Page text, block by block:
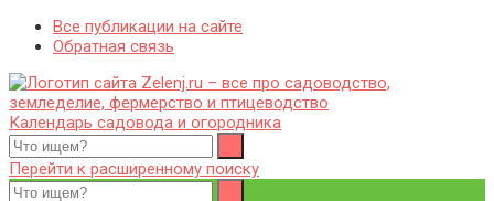
Все публикации на сайте
Обратная связь
Zelenj.ru – все про садоводство, земледелие, фермерство и
птицеводство
Особенности садоводства, земледелия, фермерства и
птицеводства. Выращивания культур, сбор и хранение урожая.
Уход за дачным участком, деревьями и кустами. Полезные
Календарь садовода и огородника
Перейти к расширенному поиску